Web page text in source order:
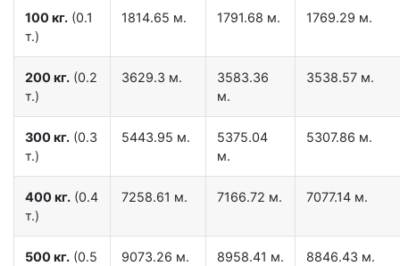
100 кг. (0.1
т.)
1814.65 м. 1791.68 м. 1769.29 м.
200 кг. (0.2
т.)
3629.3 м.
3583.36
м.
3538.57 м.
300 кг. (0.3
т.)
5443.95 м.
5375.04
м.
5307.86 м.
400 кг. (0.4
т.)
7258.61 м. 7166.72 м. 7077.14 м.
500 кг. (0.5
9073.26 м. 8958.41 м. 8846.43 м.